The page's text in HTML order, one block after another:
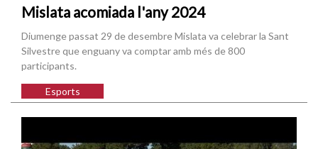
Mislata acomiada l'any 2024
Diumenge passat 29 de desembre Mislata va celebrar la Sant
Silvestre que enguany va comptar amb més de 800
participants.
Esports